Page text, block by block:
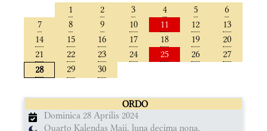
1
2 3 4 5
6
7
8 9 10 11 12
13
14
15 16 17 18 19
20
21
22 23 24 25 26
27
28
29 30
ORDO
Dominica 28 Aprilis 2024
Quarto Kalendas Maii, luna decima nona.